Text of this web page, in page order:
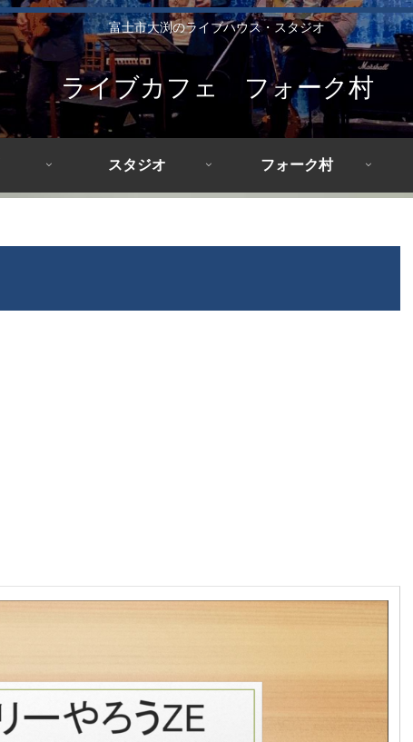
富士市大渕のライブハウス・スタジオ
ライブカフェ フォーク村
スタジオ フォーク村